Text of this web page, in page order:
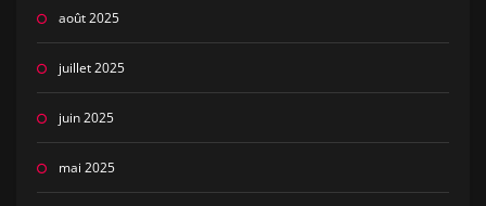
août 2025
juillet 2025
juin 2025
mai 2025